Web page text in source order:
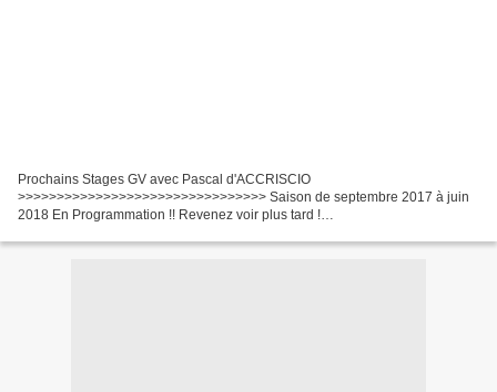
Prochains Stages GV avec Pascal d'ACCRISCIO
>>>>>>>>>>>>>>>>>>>>>>>>>>>>>>>> Saison de septembre 2017 à juin
2018 En Programmation !! Revenez voir plus tard !
>>>>>>>>>>>>>>>>>>>>>>>>>>>>>>>>>>>>>>>>>>>>>>>>>>>>...